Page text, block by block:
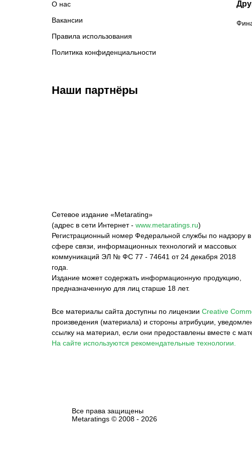
О нас
Вакансии
Правила использования
Политика конфиденциальности
Наши партнёры
Сетевое издание «Metarating»
(адрес в сети Интернет - www.metaratings.ru)
Регистрационный номер Федеральной службы по надзору в
сфере связи, информационных технологий и массовых
коммуникаций ЭЛ № ФС 77 - 74641 от 24 декабря 2018
года.
Издание может содержать информационную продукцию,
предназначенную для лиц старше 18 лет.
Все материалы сайта доступны по лицензии Creative
произведения (материала) и стороны атрибуции,
ссылку на материал, если они предоставлены вместе с
На сайте используются рекомендательные технологии.
Все права защищены
Metaratings © 2008 - 2026